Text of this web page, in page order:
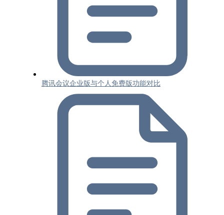
腾讯会议企业版与个人免费版功能对比